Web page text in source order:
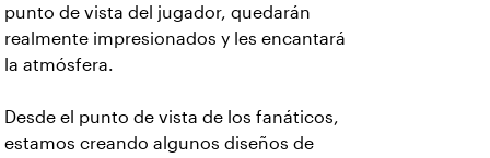
punto de vista del jugador, quedarán
realmente impresionados y les encantará
la atmósfera.
Desde el punto de vista de los fanáticos,
estamos creando algunos diseños de